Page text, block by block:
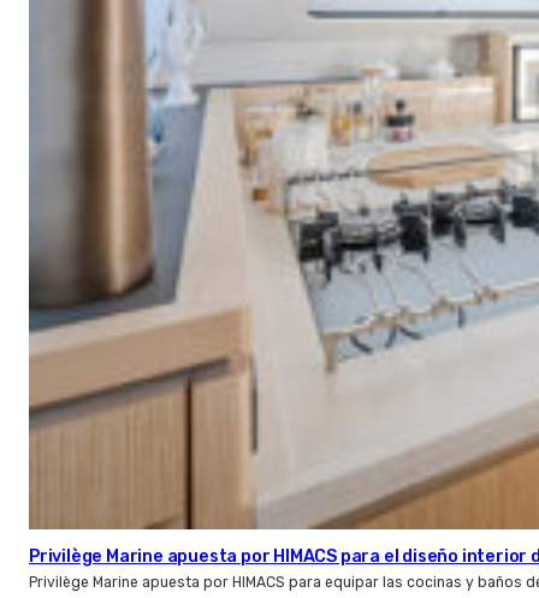
Privilège Marine apuesta por HIMACS para el diseño interior
Privilège Marine apuesta por HIMACS para equipar las cocinas y baños